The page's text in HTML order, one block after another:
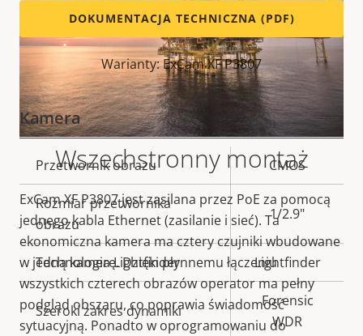
Wszechstronny montaż
ExCam XF P3807 jest zasilana przez PoE za pomocą
jednego kabla Ethernet (zasilanie i sieć). Ta
ekonomiczna kamera ma cztery czujniki wbudowane
w jedną kamerę. Dzięki płynnemu łączeniu
wszystkich czterech obrazów operator ma pełny
podgląd obszaru, co poprawia świadomość
sytuacyjną. Ponadto w oprogramowaniu do
DOKUMENTACJA TECHNICZNA (PDF)
Warianty: ExCam XF P3807
Kamera
Opis
nieruchomości
Wartość
nieruchomości
Przetwornik obrazu CMOS
Rozmiar przetwornika
obrazu
1/2.9"
Technologia Lightfinder Lightfinder
Szeroki zakres dynamiki
Forensic
WDR